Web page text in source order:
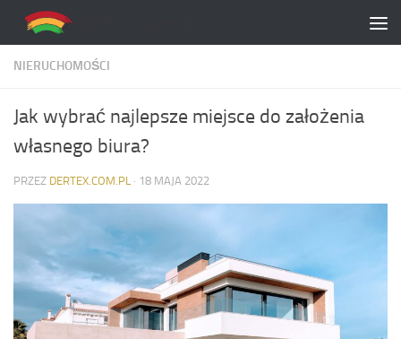
Skip to content
NIERUCHOMOŚCI
Jak wybrać najlepsze miejsce do założenia
własnego biura?
PRZEZ DERTEX.COM.PL · 18 MAJA 2022